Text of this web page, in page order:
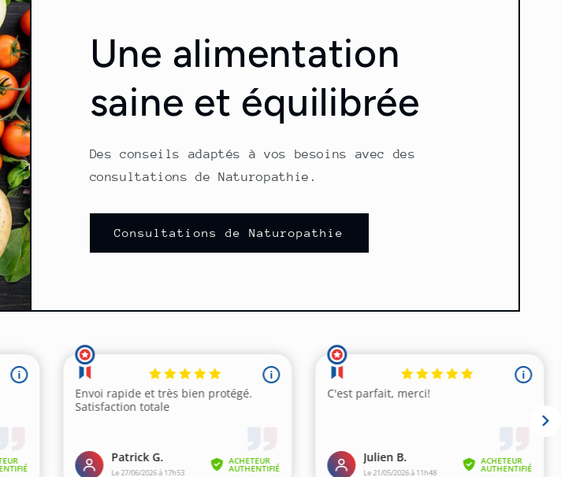
Une alimentation
saine et équilibrée
Des conseils adaptés à vos besoins avec des
consultations de Naturopathie.
Consultations de Naturopathie